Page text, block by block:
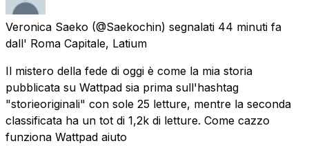
Veronica Saeko (@Saekochin) segnalati 44 minuti fa
dall' Roma Capitale, Latium
Il mistero della fede di oggi è come la mia storia
pubblicata su Wattpad sia prima sull'hashtag
"storieoriginali" con sole 25 letture, mentre la seconda
classificata ha un tot di 1,2k di letture. Come cazzo
funziona Wattpad aiuto